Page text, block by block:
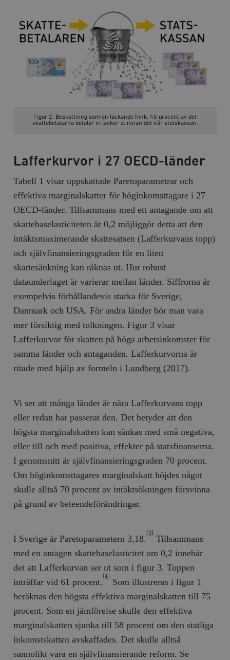
Figur 2. Beskattning som en läckande hink. 40 procent av det
skattebetalarna betalar in läcker ut innan det når statskassan.
Lafferkurvor i 27 OECD-länder
Tabell 1 visar uppskattade Paretoparametrar och
effektiva marginalskatter för höginkomsttagare i 27
OECD-länder. Tillsammans med ett antagande om att
skattebaselasticiteten är 0,2 möjliggör detta att den
intäktsmaximerande skattesatsen (Lafferkurvans topp)
och självfinansieringsgraden för en liten
skattesänkning kan räknas ut. Hur robust
dataunderlaget är varierar mellan länder. Siffrorna är
exempelvis förhållandevis starka för Sverige,
Danmark och USA. För andra länder bör man vara
mer försiktig med tolkningen. Figur 3 visar
Lafferkurvor för skatten på höga arbetsinkomster för
samma länder och antaganden. Lafferkurvorna är
ritade med hjälp av formeln iLundberg (2017).
Vi ser att många länder är nära Lafferkurvans topp
eller redan har passerat den. Det betyder att den
högsta marginalskatten kan sänkas med små negativa,
eller till och med positiva, effekter på statsfinanserna.
I genomsnitt är självfinansieringsgraden 70 procent.
Om höginkomsttagares marginalskatt höjdes något
skulle alltså 70 procent av intäktsökningen försvinna
på grund av beteendeförändringar.
I Sverige är Paretoparametern 3,18.
[3]
Tillsammans
med en antagen skattebaselasticitet om 0,2 innebär
det att Lafferkurvan ser ut som i figur 3. Toppen
inträffar vid 61 procent.
[4]
Som illustreras i figur 1
beräknas den högsta effektiva marginalskatten till 75
procent. Som en jämförelse skulle den effektiva
marginalskatten sjunka till 58 procent om den statliga
inkomstskatten avskaffades. Det skulle alltså
sannolikt vara en självfinansierande reform. Se